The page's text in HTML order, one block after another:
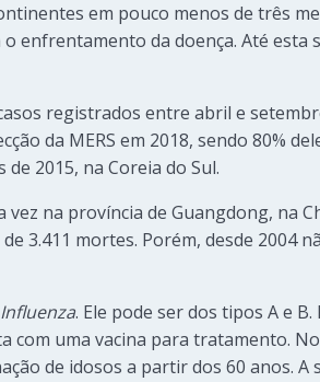
em pouco menos de três
enfrentamento da doença. Até
registrados entre abril e
da MERS em 2018, sendo 80%
2015, na Coreia do Sul.
vez na província de Guangdong, na
3.411 mortes. Porém, desde 2004
Influenza. Ele pode ser dos tipos A e
com uma vacina para tratamento.
de idosos a partir dos 60 anos.